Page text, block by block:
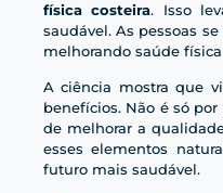
física costeira. Isso
saudável. As pessoas
melhorando saúde
A ciência mostra que
benefícios. Não é só
de melhorar a
esses elementos
futuro mais saudável.